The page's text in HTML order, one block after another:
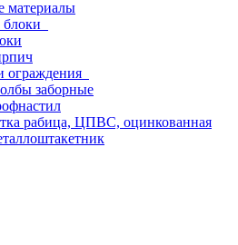
материалы
ограждения
заборные
рабица, ЦПВС, оцинкованная